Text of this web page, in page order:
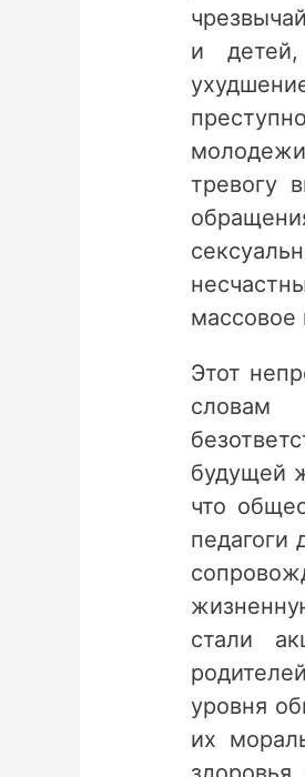
и детей,
тревогу
массовое
Этот
словам
будущей
что
педагоги
стали
уровня
их